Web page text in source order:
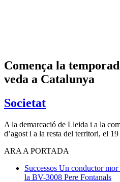
Comença la
veda a Catalunya
Societat
A la demarcació de Lleida i a la
d’agost i a la resta del territori, el 19
ARA A PORTADA
Successos Un conductor mor
la BV-3008 Pere Fontanals